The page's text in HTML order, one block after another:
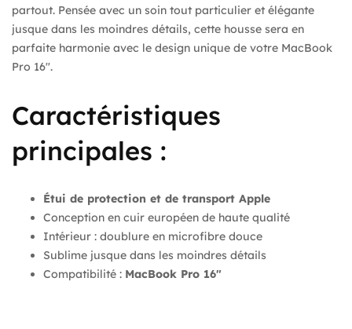
partout. Pensée avec un soin tout particulier et élégante
jusque dans les moindres détails, cette housse sera en
parfaite harmonie avec le design unique de votre MacBook
Pro 16″.
Caractéristiques
principales :
Étui de protection et de transport Apple
Conception en cuir européen de haute qualité
Intérieur : doublure en microfibre douce
Sublime jusque dans les moindres détails
Compatibilité : MacBook Pro 16″